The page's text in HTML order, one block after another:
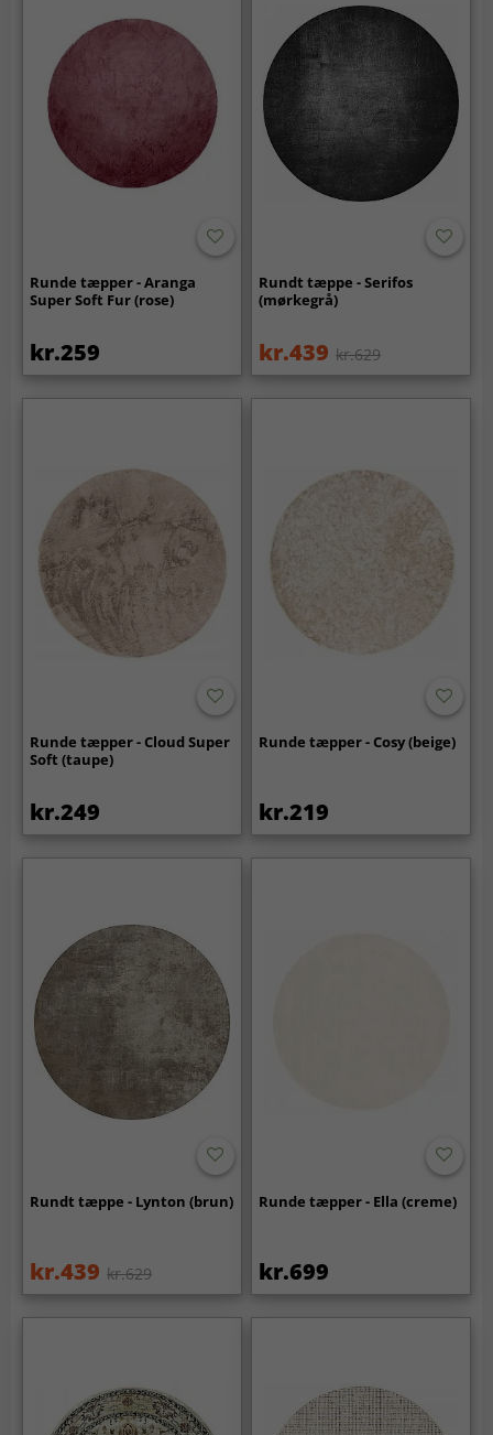
Runde tæpper - Aranga
Super Soft Fur (rose)
kr.259
Rundt tæppe - Serifos
(mørkegrå)
kr.439 kr.629
Runde tæpper - Cloud Super
Soft (taupe)
kr.249
Runde tæpper - Cosy (beige)
kr.219
Rundt tæppe - Lynton (brun)
kr.439 kr.629
Runde tæpper - Ella (creme)
kr.699